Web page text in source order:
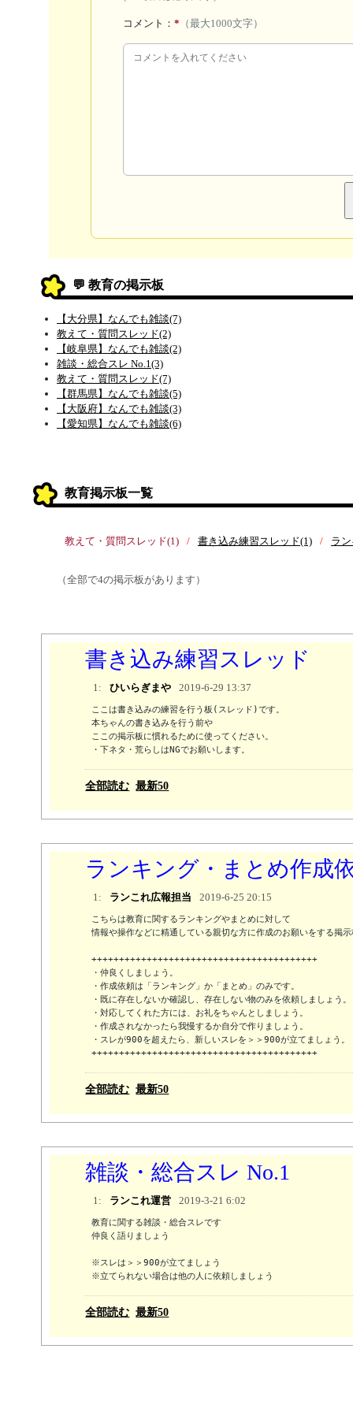
コメント：* （最大1000文字）
💬 教育の掲示板
【大分県】なんでも雑談(7)
教えて・質問スレッド(2)
【岐阜県】なんでも雑談(2)
雑談・総合スレ No.1(3)
教えて・質問スレッド(7)
【群馬県】なんでも雑談(5)
【大阪府】なんでも雑談(3)
【愛知県】なんでも雑談(6)
教育掲示板一覧
教えて・質問スレッド(1) 書き込み練習スレッド(1) ラ
（全部で4の掲示板があります）
書き込み練習スレッド
1: ひいらぎまや 2019-6-29 13:37
ここは書き込みの練習を行う板(スレッド)です。
本ちゃんの書き込みを行う前や
ここの掲示板に慣れるために使ってください。
・下ネタ・荒らしはNGでお願いします。
全部読む 最新50
ランキング・まとめ作成
1: ランこれ広報担当 2019-6-25 20:15
こちらは教育に関するランキングやまとめに対して
情報や操作などに精通している親切な方に作成のお願いをする掲
+++++++++++++++++++++++++++++++++++++++++
・仲良くしましょう。
・作成依頼は「ランキング」か「まとめ」のみです。
・既に存在しないか確認し、存在しない物のみを依頼しましょう。
・対応してくれた方には、お礼をちゃんとしましょう。
・作成されなかったら我慢するか自分で作りましょう。
・スレが900を超えたら、新しいスレを＞＞900が立てましょう。
+++++++++++++++++++++++++++++++++++++++++
全部読む 最新50
雑談・総合スレ No.1
1: ランこれ運営 2019-3-21 6:02
教育に関する雑談・総合スレです
仲良く語りましょう
※スレは＞＞900が立てましょう
※立てられない場合は他の人に依頼しましょう
全部読む 最新50